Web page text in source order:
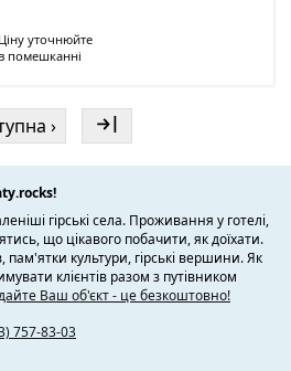
Ціну уточнюйте
в помешканні
›
гірські села. Проживання у готелі,
що цікавого побачити, як доїхати.
пам'ятки культури, гірські вершини. Як
клієнтів разом з путівником
Ваш об'єкт - це безкоштовно!
757-83-03